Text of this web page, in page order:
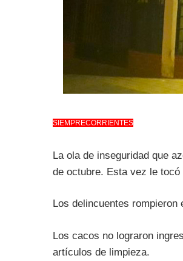
SIEMPRECORRIENTES
La ola de inseguridad que
de octubre. Esta vez le tocó
Los delincuentes
Los cacos no lograron
artículos de limpieza.